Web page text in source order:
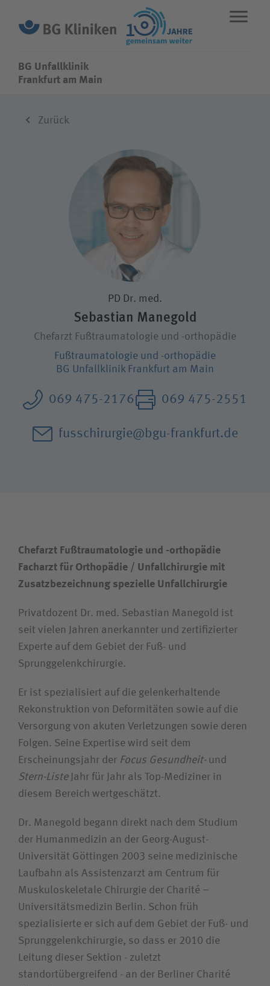
BG Unfallklinik
Wie können wir Ihnen helfen?
Suchwert
Unfallversicherungsträger
Bewerberin / Bewerber
BG Unfallklinik
Frankfurt am Main
Zurück
PD Dr. med.
Sebastian Manegold
Chefarzt Fußtraumatologie und -orthopädie
Fußtraumatologie und -orthopädie
BG Unfallklinik Frankfurt am Main
069 475-2176 069 475-2551
fusschirurgie@bgu-frankfurt.de
Chefarzt Fußtraumatologie und -orthopädie
Facharzt für Orthopädie / Unfallchirurgie mit
Zusatzbezeichnung spezielle Unfallchirurgie
Privatdozent Dr. med. Sebastian Manegold ist
seit vielen Jahren anerkannter und zertifizierter
Experte auf dem Gebiet der Fuß- und
Sprunggelenkchirurgie.
Er ist spezialisiert auf die gelenkerhaltende
Rekonstruktion von Deformitäten sowie auf die
Versorgung von akuten Verletzungen sowie deren
Folgen. Seine Expertise wird seit dem
Erscheinungsjahr der Focus Gesundheit-und
Stern-ListeJahr für Jahr als Top-Mediziner in
diesem Bereich wertgeschätzt.
Dr. Manegold begann direkt nach dem Studium
der Humanmedizin an der Georg-August-
Universität Göttingen 2003 seine medizinische
Laufbahn als Assistenzarzt am Centrum für
Muskuloskeletale Chirurgie der Charité –
Universitätsmedizin Berlin. Schon früh
spezialisierte er sich auf dem Gebiet der Fuß- und
Sprunggelenkchirurgie, so dass er 2010 die
Leitung dieser Sektion - zuletzt
standortübergreifend - an der Berliner Charité